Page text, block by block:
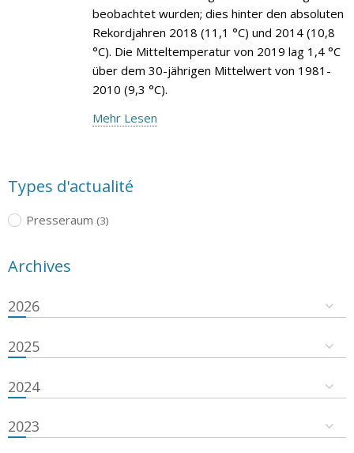
beobachtet wurden; dies hinter den absoluten
Rekordjahren 2018 (11,1 °C) und 2014 (10,8
°C). Die Mitteltemperatur von 2019 lag 1,4 °C
über dem 30-jährigen Mittelwert von 1981-
2010 (9,3 °C).
Mehr Lesen
Types d'actualité
Presseraum (3)
Archives
2026
2025
2024
2023